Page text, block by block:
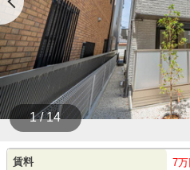
1 / 14
賃料 7